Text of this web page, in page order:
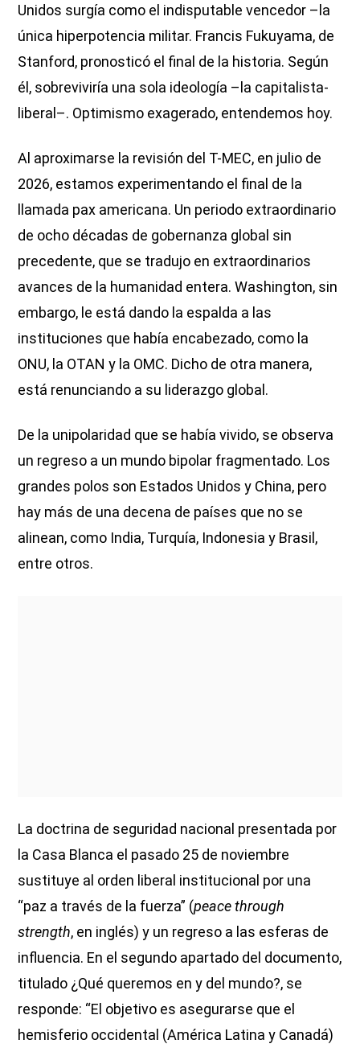
Unidos surgía como el indisputable vencedor –la
única hiperpotencia militar. Francis Fukuyama, de
Stanford, pronosticó el final de la historia. Según
él, sobreviviría una sola ideología –la capitalista-
liberal–. Optimismo exagerado, entendemos hoy.
Al aproximarse la revisión del T-MEC, en julio de
2026, estamos experimentando el final de la
llamada pax americana. Un periodo extraordinario
de ocho décadas de gobernanza global sin
precedente, que se tradujo en extraordinarios
avances de la humanidad entera. Washington, sin
embargo, le está dando la espalda a las
instituciones que había encabezado, como la
ONU, la OTAN y la OMC. Dicho de otra manera,
está renunciando a su liderazgo global.
De la unipolaridad que se había vivido, se observa
un regreso a un mundo bipolar fragmentado. Los
grandes polos son Estados Unidos y China, pero
hay más de una decena de países que no se
alinean, como India, Turquía, Indonesia y Brasil,
entre otros.
La doctrina de seguridad nacional presentada por
la Casa Blanca el pasado 25 de noviembre
sustituye al orden liberal institucional por una
“paz a través de la fuerza” (peace through
strength, en inglés) y un regreso a las esferas de
influencia. En el segundo apartado del documento,
titulado ¿Qué queremos en y del mundo?, se
responde: “El objetivo es asegurarse que el
hemisferio occidental (América Latina y Canadá)